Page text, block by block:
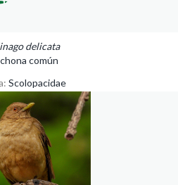
delicata
común
Scolopacidae